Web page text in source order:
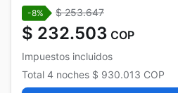
-8% $ 253.647
$ 232.503 COP
Impuestos incluidos
Total 4 noches $ 930.013 COP